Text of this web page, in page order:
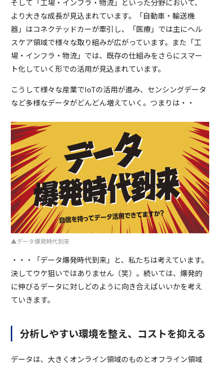
そして「工場・インフラ・物流」といった分野において、
より大きな成長が見込まれています。「自動車・輸送機
器」はコネクテッドカーが牽引し、「医療」では主にヘル
スケア領域で様々な取り組みが広がっています。また「工
場・インフラ・物流」では、既存の仕組みをさらにスマー
ト化していく形での活用が見込まれています。
こうして様々な産業でIoTの活用が進み、センシングデータ
など多様なデータがどんどん増えていく。つまりは・・
▲データ爆発時代到来
・・・「データ爆発時代到来」と、私たちは考えています。
決してウケ狙いではありません（笑）。続いては、爆発的
に伸びるデータに対しどのように向き合えばいいかを考え
ていきます。
分析しやすい環境を整え、コストを抑える
データは、大きくオンライン領域のものとオフライン領域